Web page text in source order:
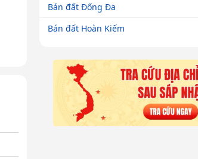
Bán đất Đống Đa
Bán đất Hoàn Kiếm